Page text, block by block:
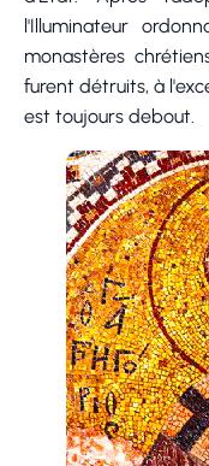
l'Illuminateur
monastères
furent détruits, à
est toujours debout.